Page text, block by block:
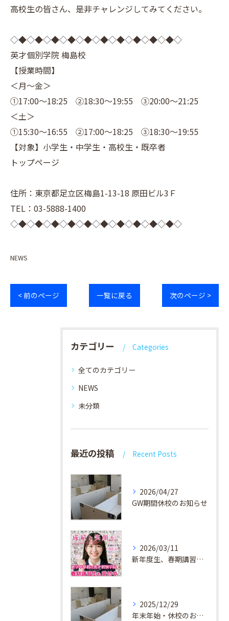
高校生の皆さん、是非チャレンジしてみてください。
◇◆◇◆◇◆◇◆◇◆◇◆◇◆◇◆◇◆◇◆◇
英才個別学院 梅島校
【授業時間】
＜月～金＞
①17:00～18:25 ②18:30～19:55 ③20:00～21:25
＜土＞
①15:30～16:55 ②17:00～18:25 ③18:30～19:55
【対象】小学生・中学生・高校生・既卒者
トップページ
住所：東京都足立区梅島1-13-18 原田ビル3Ｆ
TEL：03-5888-1400
◇◆◇◆◇◆◇◆◇◆◇◆◇◆◇◆◇◆◇◆◇
NEWS
< 前のページ 一覧に戻る 次のページ >
カテゴリー Categories
全てのカテゴリー
NEWS
未分類
最近の投稿 Recent Posts
2026/04/27
GW期間休校のお知らせ
2026/03/11
新年度生、春期講習生 受付中！
2025/12/29
年末年始・休校のお知らせ